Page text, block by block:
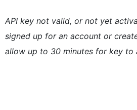
API key not valid, or not yet
signed up for an account or
allow up to 30 minutes for key to